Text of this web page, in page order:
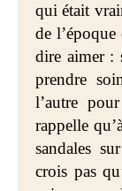
qui était
de
dire aimer :
prendre
l’autre
rappelle
sandales
crois pas